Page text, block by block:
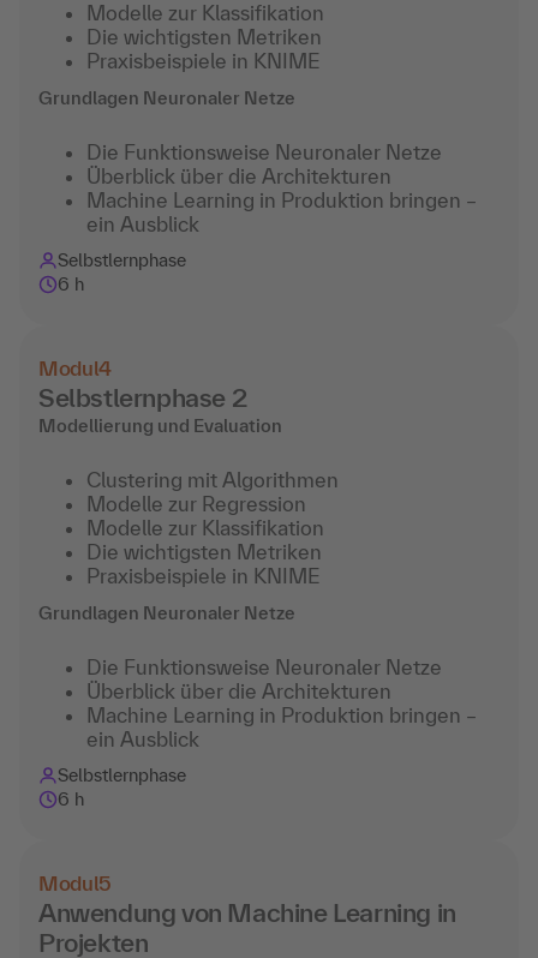
Modelle zur Klassifikation
Die wichtigsten Metriken
Praxisbeispiele in KNIME
Grundlagen Neuronaler Netze
Die Funktionsweise Neuronaler Netze
Überblick über die Architekturen
Machine Learning in Produktion bringen –
ein Ausblick
Selbstlernphase
6 h
Modul4
Selbstlernphase 2
Modellierung und Evaluation
Clustering mit Algorithmen
Modelle zur Regression
Modelle zur Klassifikation
Die wichtigsten Metriken
Praxisbeispiele in KNIME
Grundlagen Neuronaler Netze
Die Funktionsweise Neuronaler Netze
Überblick über die Architekturen
Machine Learning in Produktion bringen –
ein Ausblick
Selbstlernphase
6 h
Modul5
Anwendung von Machine Learning in
Projekten